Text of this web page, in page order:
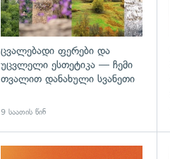
ცვალებადი ფერები და
უცვლელი ესთეტიკა — ჩემი
თვალით დანახული სვანეთი
9 საათის წინ